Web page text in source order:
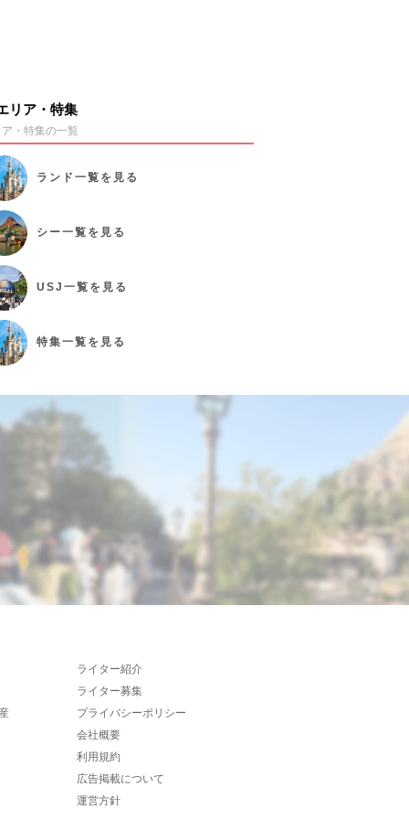
リア・特集
・特集の一覧
ランド 一覧を見る
シー一覧を見る
USJ 一覧を見る
特集一覧を見る
ライター紹介
ライター募集
プライバシーポリシー
会社概要
利用規約
広告掲載について
運営方針